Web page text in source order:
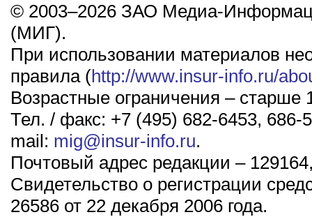
© 2003–2026 ЗАО Медиа-
(МИГ).
При использовании материалов
правила (http://www.insur-info.ru/
Возрастные ограничения – старше
Тел. / факс: +7 (495) 682-6453, 686-
mail: mig@insur-info.ru.
Почтовый адрес редакции –
Свидетельство о регистрации
26586 от 22 декабря 2006 года.